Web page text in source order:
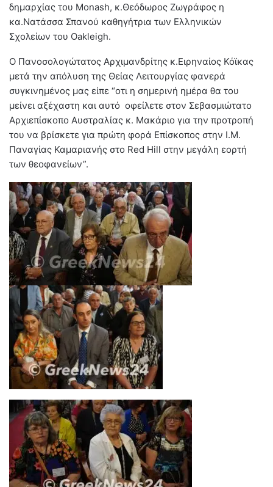
δημαρχίας του Monash, κ.Θεόδωρος Ζωγράφος η
κα.Νατάσσα Σπανού καθηγήτρια των Ελληνικών
Σχολείων του Oakleigh.
Ο Πανοσολογώτατος Αρχιμανδρίτης κ.Ειρηναίος Κόϊκας
μετά την απόλυση της Θείας Λειτουργίας φανερά
συγκινημένος μας είπε “οτι η σημερινή ημέρα θα του
μείνει αξέχαστη και αυτό οφείλετε στον Σεβασμιώτατο
Αρχιεπίσκοπο Αυστραλίας κ. Μακάριο για την προτροπή
του να βρίσκετε για πρώτη φορά Επίσκοπος στην Ι.Μ.
Παναγίας Καμαριανής στο Red Hill στην μεγάλη εορτή
των θεοφανείων”.